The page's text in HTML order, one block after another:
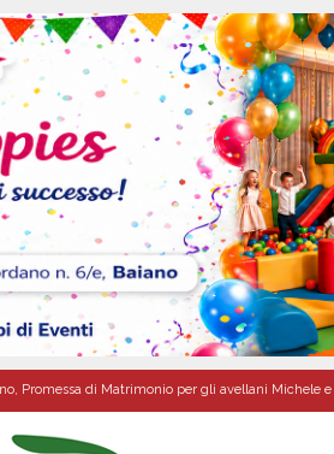
Promessa di Matrimonio per gli avellani Michele